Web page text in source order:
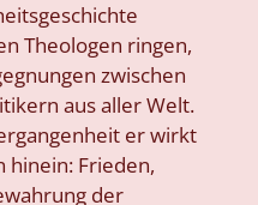
Theologen ringen,
zwischen
aus aller Welt.
er wirkt
hinein: Frieden,
der